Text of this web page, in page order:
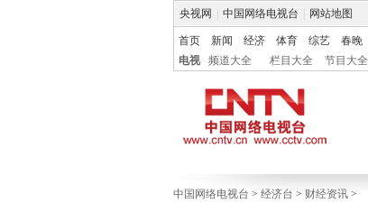
央视网 中国网络电视台 网站地图
首页 新闻 经济 体育 综艺 春晚
电视
频道大全 栏目大全 节目大全
中国网络电视台 > 经济台 > 财经资讯 >